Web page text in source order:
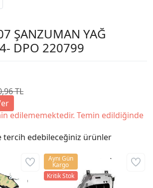
ŞANZUMAN YAĞ
DPO 220799
TL
edilememektedir. Temin edildiğinde
tercih edebileceğiniz ürünler
Aynı Gün
Kargo
Kritik Stok